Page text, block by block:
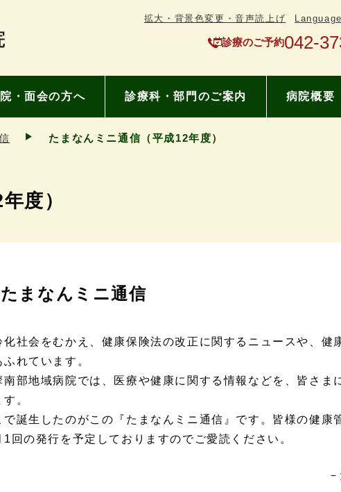
拡大・背景色変更・音声読上げ Language
診療のご予約042-
・面会の方へ 診療科・部門のご案内 病院概要
たまなんミニ通信（平成12年度）
度）
たまなんミニ通信
化社会をむかえ、健康保険法の改正に関するニュースや、健
ふれています。
南部地域病院では、医療や健康に関する情報などを、皆さま
。
で誕生したのがこの『たまなんミニ通信』です。皆様の健康
1回の発行を予定しておりますのでご愛読ください。